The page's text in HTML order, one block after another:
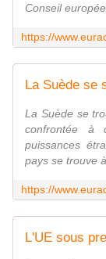
Conseil
La Suède se
confrontée à
puissances
pays se trouve à